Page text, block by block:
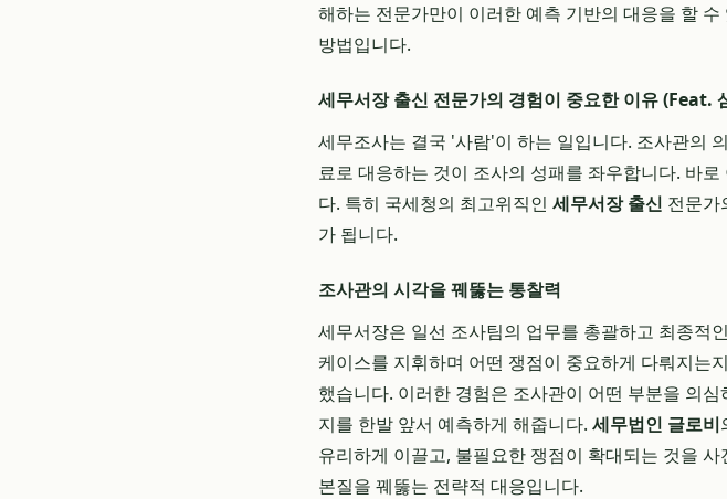
해하는 전문가만이 이러한 예측 기반의 대응을 할
방법입니다.
세무서장 출신 전문가의 경험이 중요한 이유 (Feat.
세무조사는 결국 '사람'이 하는 일입니다. 조사관의
료로 대응하는 것이 조사의 성패를 좌우합니다. 바
다. 특히 국세청의 최고위직인 세무서장 출신 전문가
가 됩니다.
조사관의 시각을 꿰뚫는 통찰력
세무서장은 일선 조사팀의 업무를 총괄하고 최종적
케이스를 지휘하며 어떤 쟁점이 중요하게 다뤄지는
했습니다. 이러한 경험은 조사관이 어떤 부분을 의
지를 한발 앞서 예측하게 해줍니다. 세무법인 글로비
유리하게 이끌고, 불필요한 쟁점이 확대되는 것을
본질을 꿰뚫는 전략적 대응입니다.